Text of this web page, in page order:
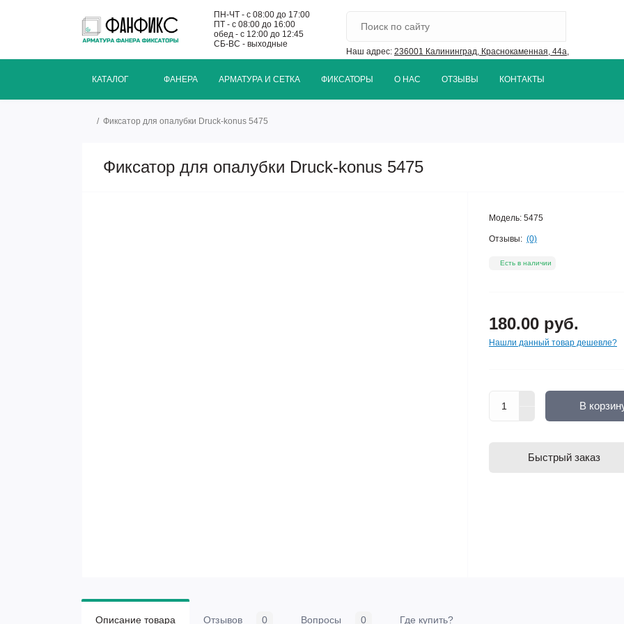
ПН-ЧТ - с 08:00 до 17:00
ПТ - с 08:00 до 16:00
обед - с 12:00 до 12:45
СБ-ВС - выходные
Наш адрес: 236001 Калининград, Краснокаменная, 44а,
КАТАЛОГ ФАНЕРА АРМАТУРА И СЕТКА ФИКСАТОРЫ О НАС ОТЗЫВЫ КОНТАКТЫ
Фиксатор для опалубки Druck-konus 5475
Фиксатор для опалубки Druck-konus 5475
Модель: 5475
Отзывы: (0)
Есть в наличии
180.00 руб.
Нашли данный товар дешевле?
В
Быстрый заказ
Описание товара Отзывов 0 Вопросы 0 Где купить?